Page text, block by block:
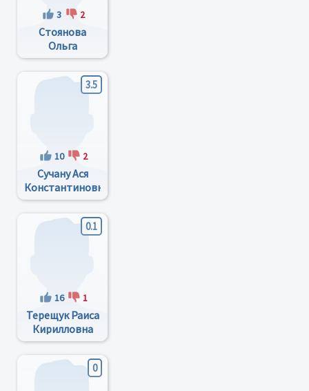
3 2
Стоянова
Ольга
Викторовна
3.5
10 2
Сучану Ася
Константиновна
0.1
16 1
Терещук Раиса
Кирилловна
0